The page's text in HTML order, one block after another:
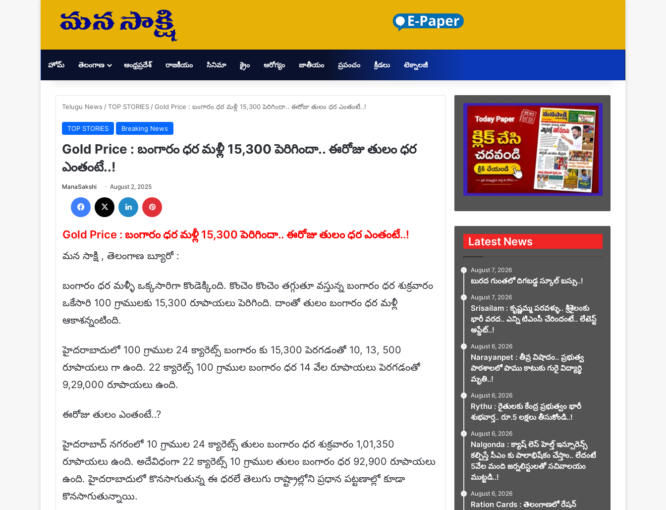
హోమ్ తెలంగాణ ఆంధ్రప్రదేశ్ రాజకీయం సినిమా క్రైం ఆరోగ్యం జాతీయం ప్రపంచం క్రీడలు టెక్నాలజీ
Telugu News /TOP STORIES /Gold Price : బంగారం ధర మళ్లీ 15,300 పెరిగిందా.. ఈరోజు తులం ధర ఎంతంటే..!
TOP STORIES Breaking News
Gold Price : బంగారం ధర మళ్లీ 15,300 పెరిగిందా.. ఈరోజు తులం ధర
ఎంతంటే..!
ManaSakshiSend
email
August 2, 2025
Facebook LinkedIn
Gold Price : బంగారం ధర మళ్లీ 15,300 పెరిగిందా.. ఈరోజు తులం ధర ఎంతంటే..!
మన సాక్షి , తెలంగాణ బ్యూరో :
బంగారం ధర మళ్ళీ ఒక్కసారిగా కొండెక్కింది. కొంచెం కొంచెం తగ్గుతూ వస్తున్న బంగారం ధర శుక్రవారం
ఒకేసారి 100 గ్రాములకు 15,300 రూపాయలు పెరిగింది. దాంతో తులం బంగారం ధర మళ్లీ
ఆకాశన్నంటింది.
హైదరాబాదులో 100 గ్రాముల 24 క్యారెట్స్ బంగారం కు 15,300 పెరగడంతో 10, 13, 500
రూపాయలు గా ఉంది. 22 క్యారెట్స్ 100 గ్రాముల బంగారం ధర 14 వేల రూపాయలు పెరగడంతో
9,29,000 రూపాయలు ఉంది.
ఈరోజు తులం ఎంతంటే..?
హైదరాబాద్ నగరంలో 10 గ్రాముల 24 క్యారెట్స్ తులం బంగారం ధర శుక్రవారం 1,01,350
రూపాయలు ఉంది. అదేవిధంగా 22 క్యారెట్స్ 10 గ్రాముల తులం బంగారం ధర 92,900 రూపాయలు
ఉంది. హైదరాబాదులో కొనసాగుతున్న ఈ ధరలే తెలుగు రాష్ట్రాల్లోని ప్రధాన పట్టణాల్లో కూడా
కొనసాగుతున్నాయి.
Latest News
August 7, 2026
బురద గుంతలో దిగబడ్డ స్కూల్ బస్సు..!
August 7, 2026
Srisailam : కృష్ణమ్మ పరవళ్ళు.. శ్రీశైలంకు
భారీ వరద.. ఎన్ని టిఎంసీ చేరిందంటే.. లేటెస్ట్
అప్డేట్..!
August 6, 2026
Narayanpet : తీవ్ర విషాదం.. ప్రభుత్వ
పాఠశాలలో పాము కాటుకు గురై విద్యార్థి
మృతి..!
August 6, 2026
Rythu : రైతులకు కేంద్ర ప్రభుత్వం భారీ
శుభవార్త.. రూ.5 లక్షలు తీసుకోండి..!
August 6, 2026
Nalgonda : క్యాష్ లెస్ హెల్త్ ఇన్సూరెన్స్
కల్పిస్తే సీఎం కు పాలాభిషేకం చేస్తాం.. లేదంటే
5వేల మంది జర్నలిస్టులతో సచివాలయం
ముట్టడి..!
August 6, 2026
Ration Cards : తెలంగాణలో రేషన్